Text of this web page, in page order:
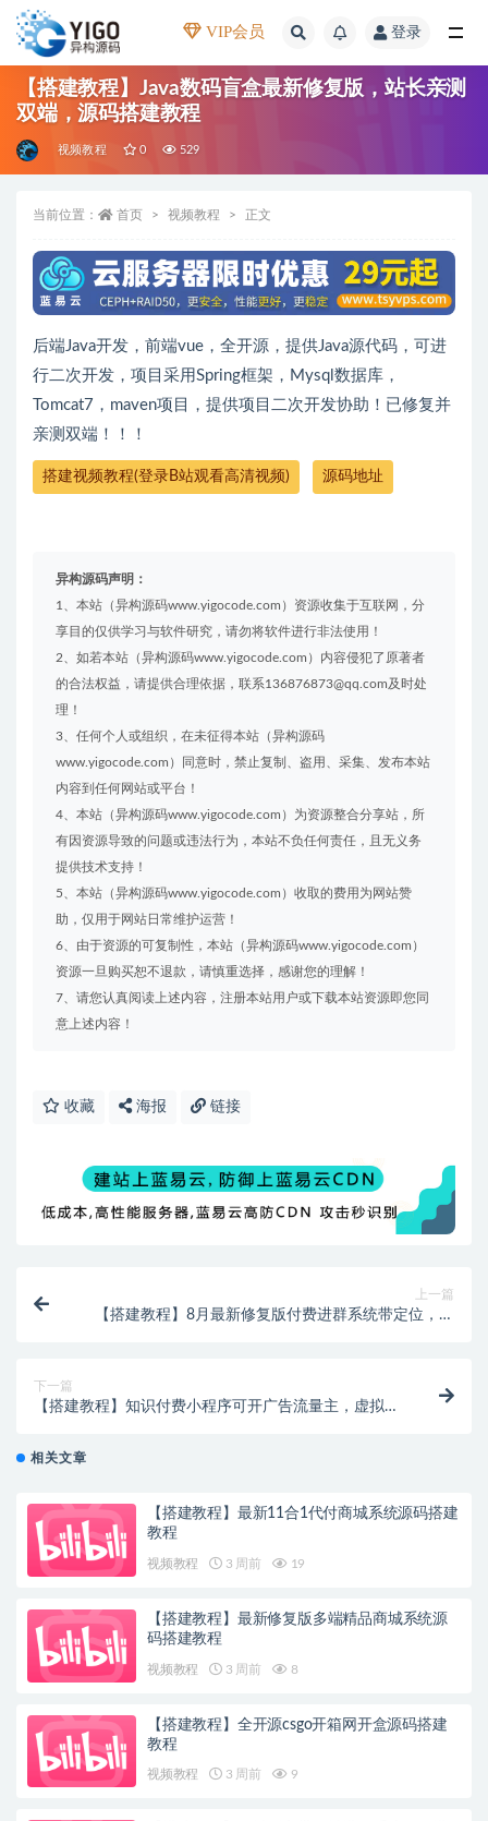
VIP会员 登录
【搭建教程】Java数码盲盒最新修复版，站长亲测
双端，源码搭建教程
视频教程 0 529
当前位置： 首页 视频教程 正文
后端Java开发，前端vue，全开源，提供Java源代码，可进
行二次开发，项目采用Spring框架，Mysql数据库，
Tomcat7，maven项目，提供项目二次开发协助！已修复并
亲测双端！！！
搭建视频教程(登录B站观看高清视频) 源码地址
异构源码声明：
1、本站（异构源码www.yigocode.com）资源收集于互联网，分
享目的仅供学习与软件研究，请勿将软件进行非法使用！
2、如若本站（异构源码www.yigocode.com）内容侵犯了原著者
的合法权益，请提供合理依据，联系136876873@qq.com及时处
理！
3、任何个人或组织，在未征得本站（异构源码
www.yigocode.com）同意时，禁止复制、盗用、采集、发布本站
内容到任何网站或平台！
4、本站（异构源码www.yigocode.com）为资源整合分享站，所
有因资源导致的问题或违法行为，本站不负任何责任，且无义务
提供技术支持！
5、本站（异构源码www.yigocode.com）收取的费用为网站赞
助，仅用于网站日常维护运营！
6、由于资源的可复制性，本站（异构源码www.yigocode.com）
资源一旦购买恕不退款，请慎重选择，感谢您的理解！
7、请您认真阅读上述内容，注册本站用户或下载本站资源即您同
意上述内容！
收藏 海报 链接
上一篇
【搭建教程】8月最新修复版付费进群系统带定位，源
下一篇
【搭建教程】知识付费小程序可开广告流量主，虚拟资
相关文章
【搭建教程】最新11合1代付商城系统源码搭建
教程
视频教程 3 周前 19
【搭建教程】最新修复版多端精品商城系统源
码搭建教程
视频教程 3 周前 8
【搭建教程】全开源csgo开箱网开盒源码搭建
教程
视频教程 3 周前 9
全部